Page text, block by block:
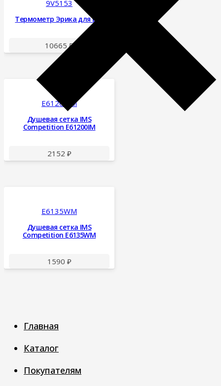
9V5153
Термометр Эрика для E61
10665₽
E61200IM
Душевая сетка IMS
Competition E61200IM
2152 ₽
E6135WM
Душевая сетка IMS
Competition E6135WM
1590 ₽
Главная
Каталог
Покупателям